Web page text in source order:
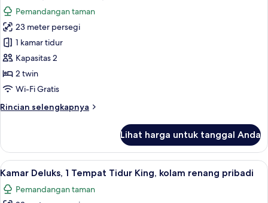
tidur
(View)
foto
untuk
Kamar
Superior,
2
Tempat
Twin
Pemandangan taman
23 meter persegi
1 kamar tidur
Kapasitas 2
2 twin
Wi-Fi Gratis
Rincian selengkapnya
Rincian
Kamar
Superior,
2
Tidur
Lihat harga untuk tanggal Anda
Lihat
semua
foto
Kamar Deluks, 1 Tempat Tidur King,
9
Kamar Deluks, 1 Tempat Tidur King, kolam renang pribadi
Pemandangan taman